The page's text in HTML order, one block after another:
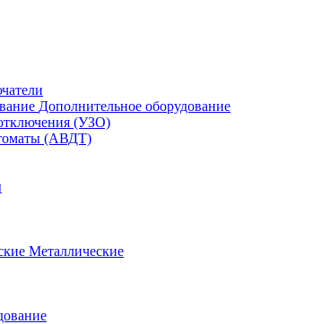
Дополнительное оборудование
(УЗО)
(АВДТ)
Металлические